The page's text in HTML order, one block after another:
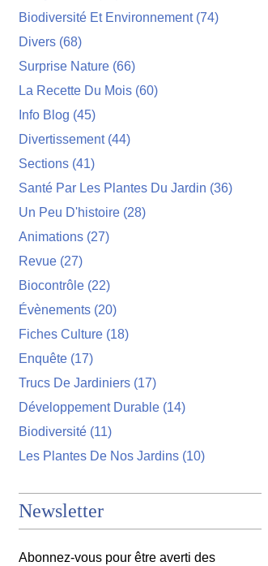
Biodiversité Et Environnement(74)
Divers (68)
Surprise Nature (66)
La Recette Du Mois (60)
Info Blog (45)
Divertissement(44)
Sections (41)
Santé Par Les Plantes Du Jardin (36)
Un Peu D'histoire (28)
Animations (27)
Revue (27)
Biocontrôle (22)
Évènements (20)
Fiches Culture (18)
Enquête (17)
Trucs De Jardiniers (17)
Développement Durable (14)
Biodiversité (11)
Les Plantes De Nos Jardins (10)
Newsletter
Abonnez-vous pour être averti des